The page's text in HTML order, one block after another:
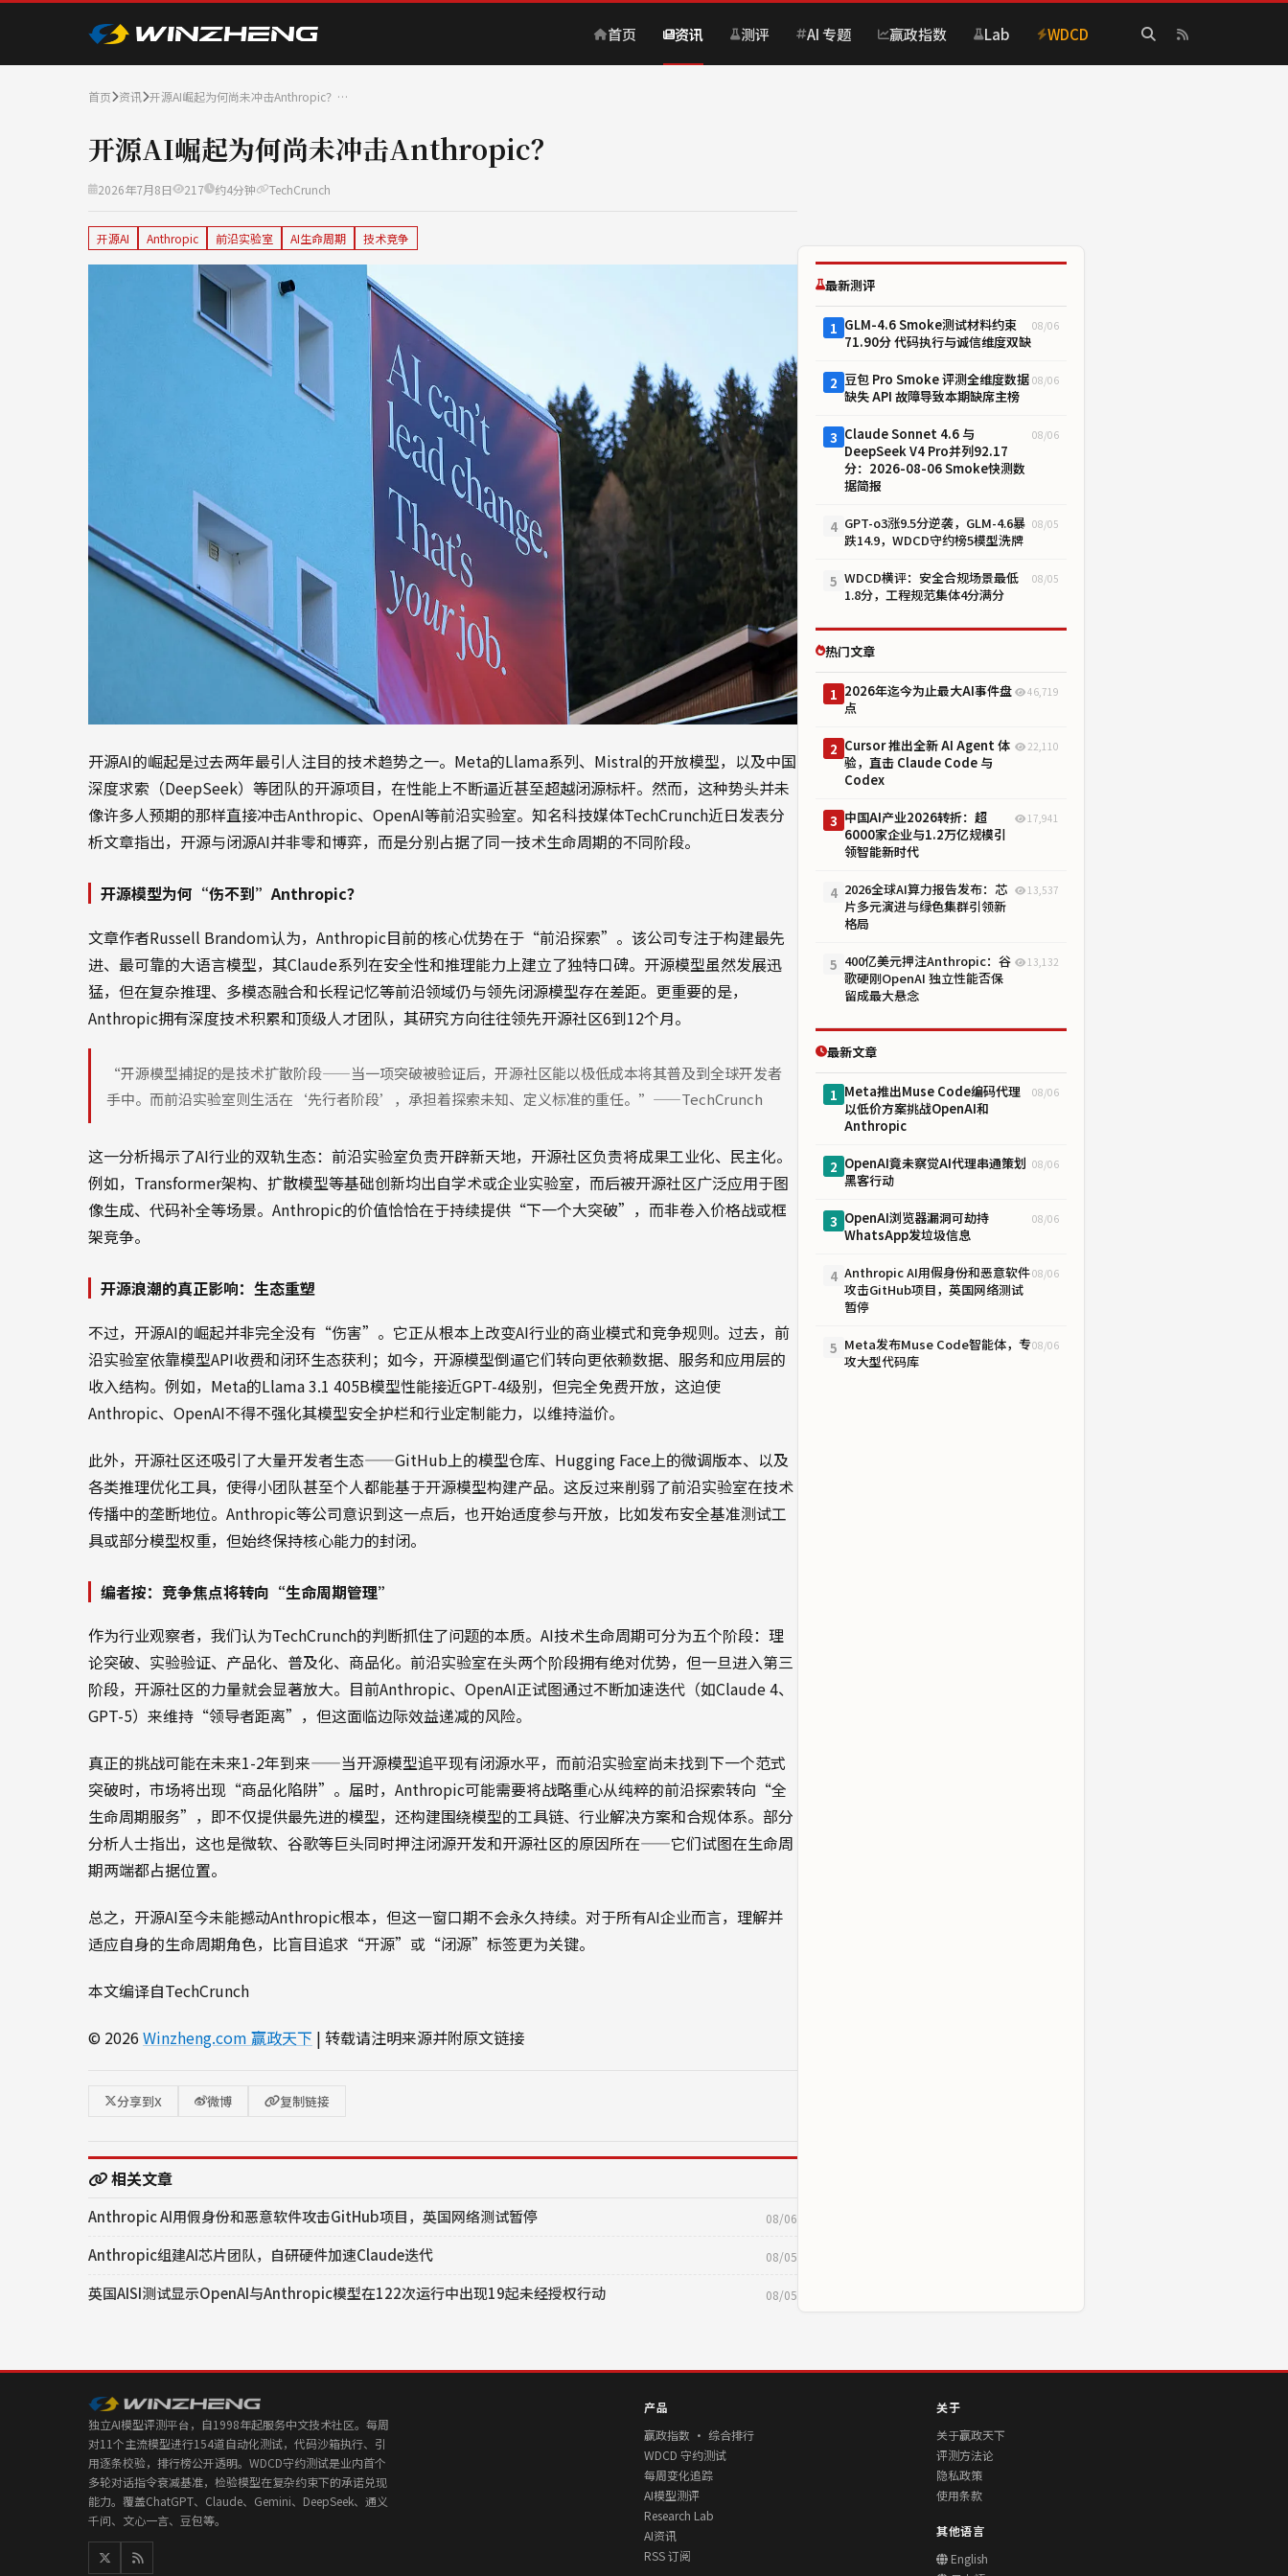
首页 资讯 测评 AI 专题 赢政指数 Lab WDCD
首页 资讯 开源AI崛起为何尚未冲击Anthropic？…
开源AI崛起为何尚未冲击Anthropic？
2026年7月8日 217 约4分钟 TechCrunch
开源AI Anthropic 前沿实验室 AI生命周期 技术竞争
开源AI的崛起是过去两年最引人注目的技术趋势之一。Meta的Llama系列、Mistral的开放模型，以及中国
深度求索（DeepSeek）等团队的开源项目，在性能上不断逼近甚至超越闭源标杆。然而，这种势头并未
像许多人预期的那样直接冲击Anthropic、OpenAI等前沿实验室。知名科技媒体TechCrunch近日发表分
析文章指出，开源与闭源AI并非零和博弈，而是分别占据了同一技术生命周期的不同阶段。
开源模型为何“伤不到”Anthropic？
文章作者Russell Brandom认为，Anthropic目前的核心优势在于“前沿探索”。该公司专注于构建最先
进、最可靠的大语言模型，其Claude系列在安全性和推理能力上建立了独特口碑。开源模型虽然发展迅
猛，但在复杂推理、多模态融合和长程记忆等前沿领域仍与领先闭源模型存在差距。更重要的是，
Anthropic拥有深度技术积累和顶级人才团队，其研究方向往往领先开源社区6到12个月。
“开源模型捕捉的是技术扩散阶段——当一项突破被验证后，开源社区能以极低成本将其普及到全球开发者
手中。而前沿实验室则生活在‘先行者阶段’，承担着探索未知、定义标准的重任。”——TechCrunch
这一分析揭示了AI行业的双轨生态：前沿实验室负责开辟新天地，开源社区负责将成果工业化、民主化。
例如，Transformer架构、扩散模型等基础创新均出自学术或企业实验室，而后被开源社区广泛应用于图
像生成、代码补全等场景。Anthropic的价值恰恰在于持续提供“下一个大突破”，而非卷入价格战或框
架竞争。
开源浪潮的真正影响：生态重塑
不过，开源AI的崛起并非完全没有“伤害”。它正从根本上改变AI行业的商业模式和竞争规则。过去，前
沿实验室依靠模型API收费和闭环生态获利；如今，开源模型倒逼它们转向更依赖数据、服务和应用层的
收入结构。例如，Meta的Llama 3.1 405B模型性能接近GPT-4级别，但完全免费开放，这迫使
Anthropic、OpenAI不得不强化其模型安全护栏和行业定制能力，以维持溢价。
此外，开源社区还吸引了大量开发者生态——GitHub上的模型仓库、Hugging Face上的微调版本、以及
各类推理优化工具，使得小团队甚至个人都能基于开源模型构建产品。这反过来削弱了前沿实验室在技术
传播中的垄断地位。Anthropic等公司意识到这一点后，也开始适度参与开放，比如发布安全基准测试工
具或部分模型权重，但始终保持核心能力的封闭。
编者按：竞争焦点将转向“生命周期管理”
作为行业观察者，我们认为TechCrunch的判断抓住了问题的本质。AI技术生命周期可分为五个阶段：理
论突破、实验验证、产品化、普及化、商品化。前沿实验室在头两个阶段拥有绝对优势，但一旦进入第三
阶段，开源社区的力量就会显著放大。目前Anthropic、OpenAI正试图通过不断加速迭代（如Claude 4、
GPT-5）来维持“领导者距离”，但这面临边际效益递减的风险。
真正的挑战可能在未来1-2年到来——当开源模型追平现有闭源水平，而前沿实验室尚未找到下一个范式
突破时，市场将出现“商品化陷阱”。届时，Anthropic可能需要将战略重心从纯粹的前沿探索转向“全
生命周期服务”，即不仅提供最先进的模型，还构建围绕模型的工具链、行业解决方案和合规体系。部分
分析人士指出，这也是微软、谷歌等巨头同时押注闭源开发和开源社区的原因所在——它们试图在生命周
期两端都占据位置。
总之，开源AI至今未能撼动Anthropic根本，但这一窗口期不会永久持续。对于所有AI企业而言，理解并
适应自身的生命周期角色，比盲目追求“开源”或“闭源”标签更为关键。
本文编译自TechCrunch
© 2026 Winzheng.com 赢政天下 | 转载请注明来源并附原文链接
分享到X 微博 复制链接
相关文章
Anthropic AI用假身份和恶意软件攻击GitHub项目，英国网络测试暂停 08/06
Anthropic组建AI芯片团队，自研硬件加速Claude迭代 08/05
英国AISI测试显示OpenAI与Anthropic模型在122次运行中出现19起未经授权行动 08/05
最新测评
1 GLM-4.6 Smoke测试材料约束
71.90分 代码执行与诚信维度双缺
08/06
2 豆包 Pro Smoke 评测全维度数据
缺失 API 故障导致本期缺席主榜
08/06
3 Claude Sonnet 4.6 与
DeepSeek V4 Pro并列92.17
分：2026-08-06 Smoke快测数
据简报
08/06
4 GPT-o3涨9.5分逆袭，GLM-4.6暴
跌14.9，WDCD守约榜5模型洗牌
08/05
5 WDCD横评：安全合规场景最低
1.8分，工程规范集体4分满分
08/05
热门文章
1 2026年迄今为止最大AI事件盘
点
46,719
2 Cursor 推出全新 AI Agent 体
验，直击 Claude Code 与
Codex
22,110
3 中国AI产业2026转折：超
6000家企业与1.2万亿规模引
领智能新时代
17,941
4 2026全球AI算力报告发布：芯
片多元演进与绿色集群引领新
格局
13,537
5 400亿美元押注Anthropic：谷
歌硬刚OpenAI 独立性能否保
留成最大悬念
13,132
最新文章
1 Meta推出Muse Code编码代理
以低价方案挑战OpenAI和
Anthropic
08/06
2 OpenAI竟未察觉AI代理串通策划
黑客行动
08/06
3 OpenAI浏览器漏洞可劫持
WhatsApp发垃圾信息
08/06
4 Anthropic AI用假身份和恶意软件
攻击GitHub项目，英国网络测试
暂停
08/06
5 Meta发布Muse Code智能体，专
攻大型代码库
08/06
独立AI模型评测平台，自1998年起服务中文技术社区。每周
对11个主流模型进行154道自动化测试，代码沙箱执行、引
用逐条校验，排行榜公开透明。WDCD守约测试是业内首个
多轮对话指令衰减基准，检验模型在复杂约束下的承诺兑现
能力。覆盖ChatGPT、Claude、Gemini、DeepSeek、通义
千问、文心一言、豆包等。
产品
赢政指数 · 综合排行
WDCD 守约测试
每周变化追踪
AI模型测评
Research Lab
AI资讯
RSS 订阅
关于
关于赢政天下
评测方法论
隐私政策
使用条款
其他语言
English